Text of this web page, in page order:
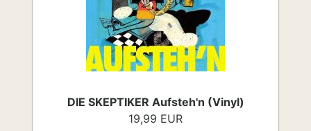
DIE SKEPTIKER Aufsteh'n (Vinyl)
19,99 EUR